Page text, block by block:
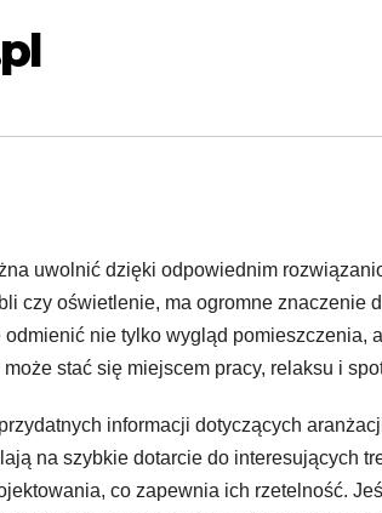
uwolnić dzięki odpowiednim
czy oświetlenie, ma ogromne znaczenie
odmienić nie tylko wygląd pomieszczenia,
stać się miejscem pracy, relaksu i
informacji dotyczących
na szybkie dotarcie do interesujących
co zapewnia ich rzetelność.